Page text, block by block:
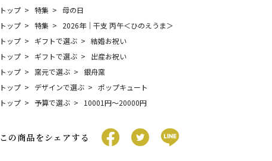
トップ
特集
母の日
トップ
特集
2026年｜干支 丙午＜ひのえうま＞
トップ
ギフトで選ぶ
結婚お祝い
トップ
ギフトで選ぶ
出産お祝い
トップ
窯元で選ぶ
銀舟窯
トップ
デザインで選ぶ
ポップキュート
トップ
予算で選ぶ 10001円〜20000円
この商品をシェアする